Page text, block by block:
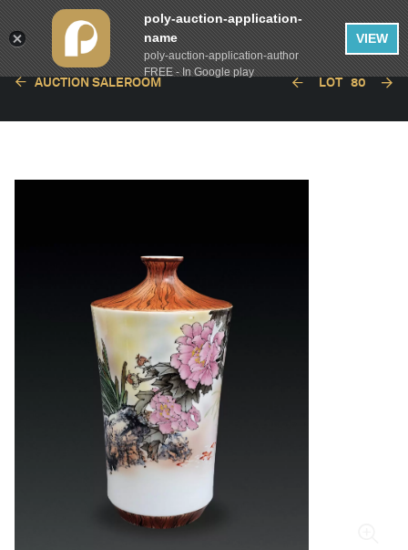
AUCTION SALEROOM LOT 80
poly-auction-application-
name
poly-auction-application-author
FREE - In Google play
VIEW